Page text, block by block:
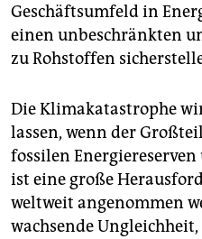
Geschäftsumfeld in
einen unbeschränkten
zu Rohstoffen
Die Klimakatastrophe
lassen, wenn der
fossilen
ist eine große
weltweit angenommen
wachsende